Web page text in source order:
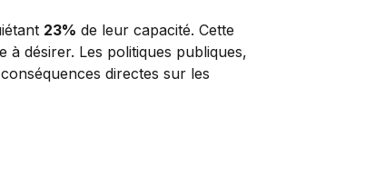
23% de leur capacité. Cette
à désirer. Les politiques publiques,
directes sur les